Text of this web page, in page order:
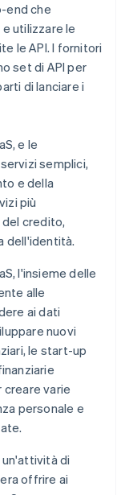
end che
utilizzare le
le API. I fornitori
set di API per
di lanciare i
e le
semplici,
e della
più
credito,
dell'identità.
l'insieme delle
alle
ai dati
nuovi
le start-up
varie
personale e
un'attività di
offrire ai